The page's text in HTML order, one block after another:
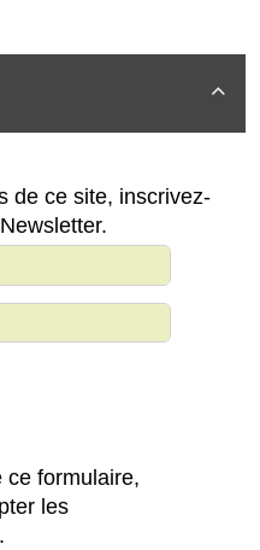

de ce site, inscrivez-
ce formulaire,
les
.